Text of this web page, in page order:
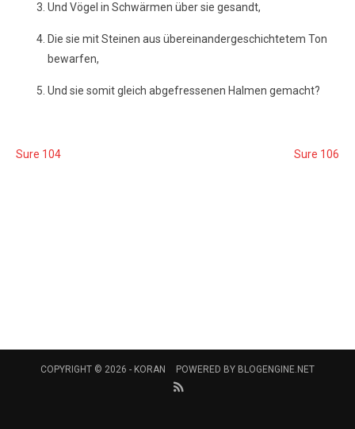
Und Vögel in Schwärmen über sie gesandt,
Die sie mit Steinen aus übereinandergeschichtetem Ton
bewarfen,
Und sie somit gleich abgefressenen Halmen gemacht?
Sure 104 Sure 106
COPYRIGHT © 2026 - KORAN POWERED BY BLOGENGINE.NET